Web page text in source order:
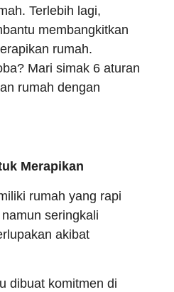
Terlebih lagi,
membangkitkan
rumah.
Mari simak 6 aturan
rumah dengan
Merapikan
rumah yang rapi
seringkali
akibat
dibuat komitmen di